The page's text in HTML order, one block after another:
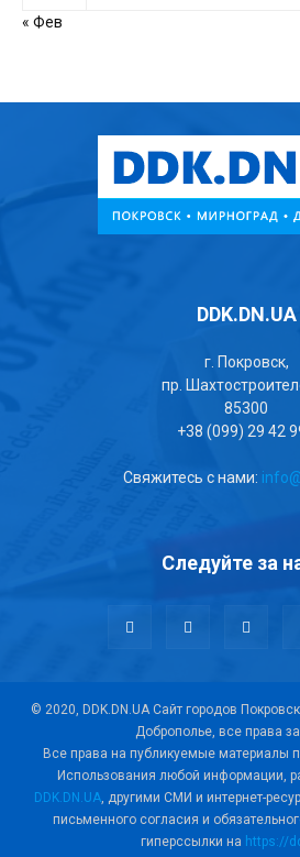
« Фев
DDK.DN.UA
г. Покровск,
пр.
85300
+38 (099) 29 42
Свяжитесь с нами:
Следуйте за
© 2020, DDK.DN.UA Сайт городов
Доброполье, все права
Все права на публикуемые материалы
Использования любой информации,
DDK.DN.UA, другими СМИ и интернет-
письменного согласия и
гиперссылки на https://